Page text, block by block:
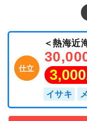
仕立
＜熱海近
3,000
イサキ